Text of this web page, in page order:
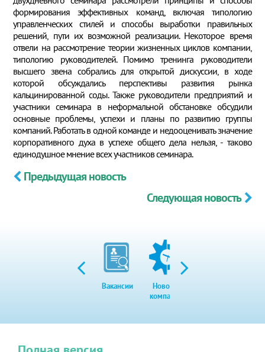
формирования эффективных команд, включая типологию
управленческих стилей и способы выработки правильных
решений, пути их возможной реализации. Некоторое время
отвели на рассмотрение теории жизненных циклов компании,
типологию руководителей. Помимо тренинга руководители
высшего звена собрались для открытой дискуссии, в ходе
которой обсуждались перспективы развития рынка
кальцинированной соды. Также руководители предприятий и
участники семинара в неформальной обстановке обсудили
основные проблемы, успехи и планы по развитию группы
компаний. Работать в одной команде и недооценивать значение
корпоративного духа в успехе общего дела нельзя, - таково
единодушное мнение всех участников семинара.
Предыдущая новость
Следующая новость
Вакансии
Новости
компании